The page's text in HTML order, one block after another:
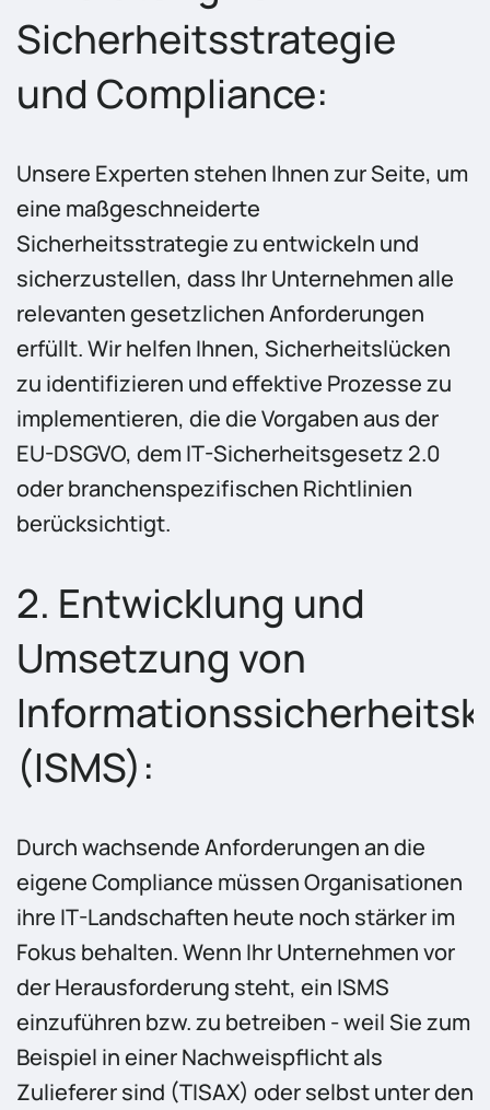
Sicherheitsstrategie
und Compliance:
Unsere Experten stehen Ihnen zur Seite, um
eine maßgeschneiderte
Sicherheitsstrategie zu entwickeln und
sicherzustellen, dass Ihr Unternehmen alle
relevanten gesetzlichen Anforderungen
erfüllt. Wir helfen Ihnen, Sicherheitslücken
zu identifizieren und effektive Prozesse zu
implementieren, die die Vorgaben aus der
EU-DSGVO, dem IT-Sicherheitsgesetz 2.0
oder branchenspezifischen Richtlinien
berücksichtigt.
2. Entwicklung und
Umsetzung von
(ISMS):
Durch wachsende Anforderungen an die
eigene Compliance müssen Organisationen
ihre IT-Landschaften heute noch stärker im
Fokus behalten. Wenn Ihr Unternehmen vor
der Herausforderung steht, ein ISMS
einzuführen bzw. zu betreiben - weil Sie zum
Beispiel in einer Nachweispflicht als
Zulieferer sind (TISAX) oder selbst unter den